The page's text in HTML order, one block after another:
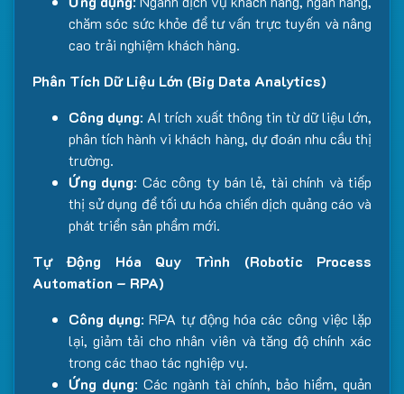
chăm sóc sức khỏe để tư vấn trực tuyến và nâng
cao trải nghiệm khách hàng.
Phân Tích Dữ Liệu Lớn (Big Data Analytics)
Công dụng: AI trích xuất thông tin từ dữ liệu lớn,
phân tích hành vi khách hàng, dự đoán nhu cầu thị
trường.
Ứng dụng: Các công ty bán lẻ, tài chính và tiếp
thị sử dụng để tối ưu hóa chiến dịch quảng cáo và
phát triển sản phẩm mới.
Tự Động Hóa Quy Trình (Robotic Process
Automation – RPA)
Công dụng: RPA tự động hóa các công việc lặp
lại, giảm tải cho nhân viên và tăng độ chính xác
trong các thao tác nghiệp vụ.
Ứng dụng: Các ngành tài chính, bảo hiểm, quản